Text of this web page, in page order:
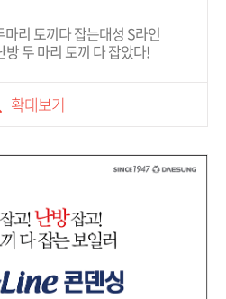
리 토끼다 잡는대성 S라인
두 마리 토끼 다 잡았다!
확대보기